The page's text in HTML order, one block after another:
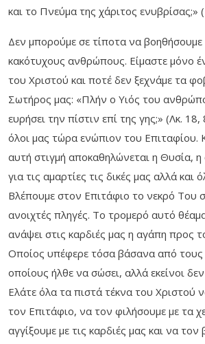
και το Πνεύμα της χάριτος ενυβρίσας;»
Δεν μπορούμε σε τίποτα να
κακότυχους ανθρώπους. Είμαστε μόνο
του Χριστού και ποτέ δεν ξεχνάμε τα
Σωτήρος μας: «Πλήν ο Υιός του
ευρήσει την πίστιν επί της γης;» (Λκ.
όλοι μας τώρα ενώπιον του Επιταφίου.
αυτή στιγμή αποκαθηλώνεται η Θυσία, η
για τις αμαρτίες τις δικές μας αλλά και
Βλέπουμε στον Επιτάφιο το νεκρό Του
ανοιχτές πληγές. Το τρομερό αυτό
ανάψει στις καρδιές μας η αγάπη προς
Οποίος υπέφερε τόσα βάσανα από
οποίους ήλθε να σώσει, αλλά εκείνοι
Ελάτε όλα τα πιστά τέκνα του Χριστού
τον Επιτάφιο, να τον φιλήσουμε με τα
αγγίξουμε με τις καρδιές μας και να τον